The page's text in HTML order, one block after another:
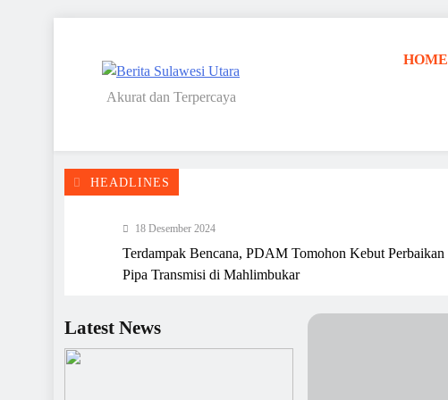
Akurat dan Terpercaya
HOME
HEADLINES
18 Desember 2024
Terdampak Bencana, PDAM Tomohon Kebut Perbaikan
Pipa Transmisi di Mahlimbukar
2025, PD Pasar Tambah Puluhan CCTV di Pasar Beriman
Tomohon
Latest News